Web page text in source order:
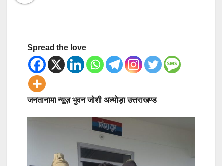
Spread the love
जनतानामा न्यूज़ भुवन जोशी अल्मोड़ा उत्तराखण्ड